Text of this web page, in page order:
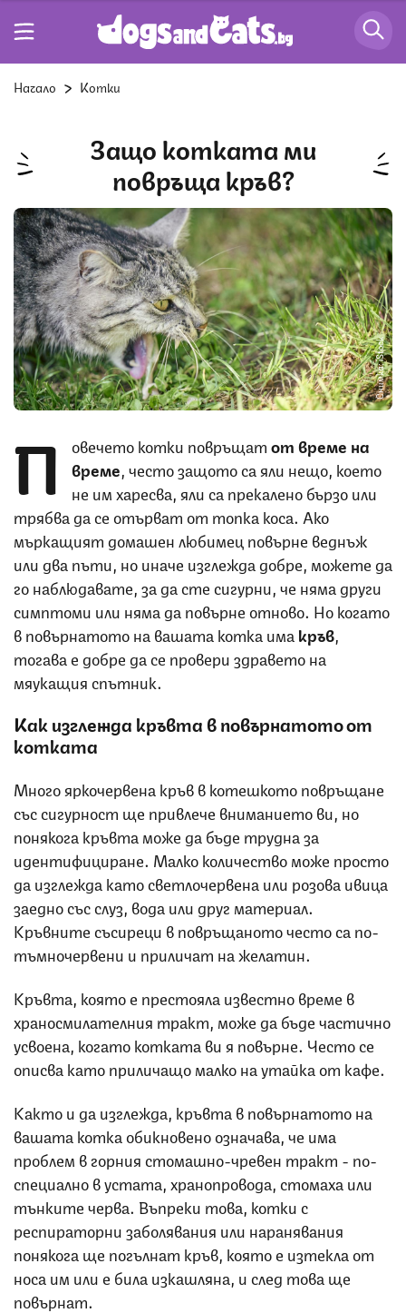
Начало Котки
Защо котката ми
повръща кръв?
Снимка: iStock
П овечето котки повръщатот време на
време , често защото са яли нещо, което
не им харесва, яли са прекалено бързо или
трябва да се отърват от топка коса. Ако
мъркащият домашен любимец повърне веднъж
или два пъти, но иначе изглежда добре, можете да
го наблюдавате, за да сте сигурни, че няма други
симптоми или няма да повърне отново. Но когато
в повърнатото на вашата котка има кръв
тогава е добре да се провери здравето на
мяукащия спътник.
Как изглежда кръвта в повърнатото от
котката
Много яркочервена кръв в котешкото повръщане
със сигурност ще привлече вниманието ви, но
понякога кръвта може да бъде трудна за
идентифициране. Малко количество може просто
да изглежда като светлочервена или розова ивица
заедно със слуз, вода или друг материал.
Кръвните съсиреци в повръщаното често са по-
тъмночервени и приличат на желатин.
Кръвта, която е престояла известно време в
храносмилателния тракт, може да бъде частично
усвоена, когато котката ви я повърне. Често се
описва като приличащо малко на утайка от кафе.
Както и да изглежда, кръвта в повърнатото на
вашата котка обикновено означава, че има
проблем в горния стомашно-чревен тракт - по-
специално в устата, хранопровода, стомаха или
тънките черва. Въпреки това, котки с
респираторни заболявания или наранявания
понякога ще погълнат кръв, която е изтекла от
носа им или е била изкашляна, и след това ще
повърнат.